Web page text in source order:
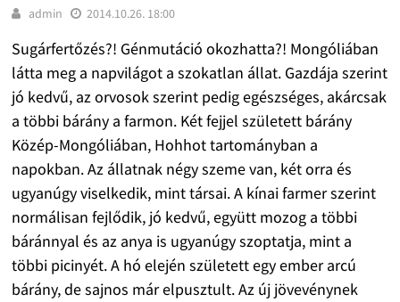
admin 2014.10.26. 18:00
Sugárfertőzés?! Génmutáció okozhatta?! Mongóliában
látta meg a napvilágot a szokatlan állat. Gazdája szerint
jó kedvű, az orvosok szerint pedig egészséges, akárcsak
a többi bárány a farmon. Két fejjel született bárány
Közép-Mongóliában, Hohhot tartományban a
napokban. Az állatnak négy szeme van, két orra és
ugyanúgy viselkedik, mint társai. A kínai farmer szerint
normálisan fejlődik, jó kedvű, együtt mozog a többi
báránnyal és az anya is ugyanúgy szoptatja, mint a
többi picinyét. A hó elején született egy ember arcú
bárány, de sajnos már elpusztult. Az új jövevénynek